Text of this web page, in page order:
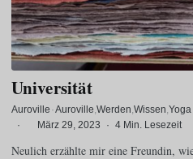
Universität
Auroville ·Auroville Werden Wissen Yoga
·
März 29, 2023 · 4 Min. Lesezeit
Neulich erzählte mir eine Freundin,